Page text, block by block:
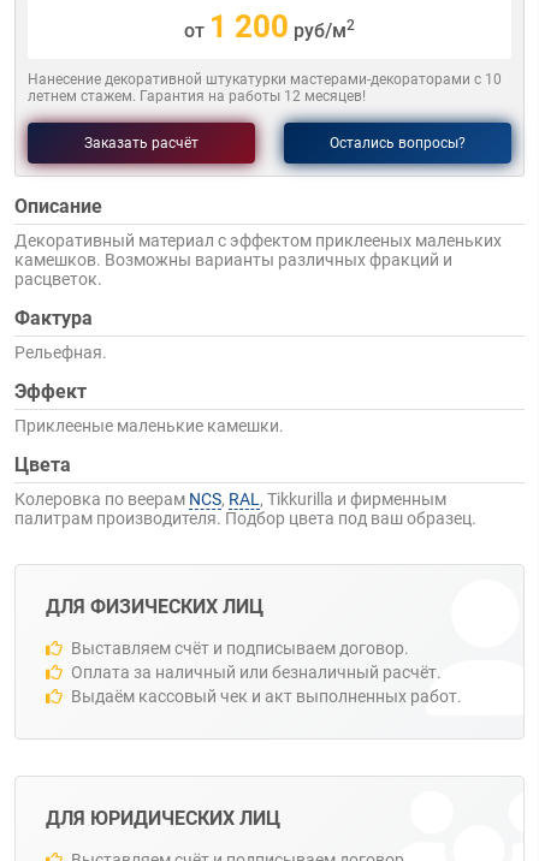
от 1 200 руб/м2
Нанесение декоративной штукатурки мастерами-декораторами с 10
летнем стажем. Гарантия на работы 12 месяцев!
Заказать расчёт Остались вопросы?
Описание
Декоративный материал с эффектом приклееных маленьких
камешков. Возможны варианты различных фракций и
расцветок.
Фактура
Рельефная.
Эффект
Приклееные маленькие камешки.
Цвета
Колеровка по веерам NCS, RAL , Tikkurilla и фирменным
палитрам производителя. Подбор цвета под ваш образец.
ДЛЯ ФИЗИЧЕСКИХ ЛИЦ
Выставляем счёт и подписываем договор.
Оплата за наличный или безналичный расчёт.
Выдаём кассовый чек и акт выполненных работ.
ДЛЯ ЮРИДИЧЕСКИХ ЛИЦ